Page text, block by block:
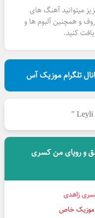
میتوانید آهنگ های
و همچنین آلبوم ها و
کنید.
تلگرام موزیک آس
و رویای من کسری
زاهدی
خاص